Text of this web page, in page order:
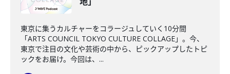
東京に集うカルチャーをコラージュしていく10分間
「ARTS COUNCIL TOKYO CULTURE COLLAGE」。今、
東京で注目の文化や芸術の中から、ピックアップしたトピ
ックをお届け。今回は、...